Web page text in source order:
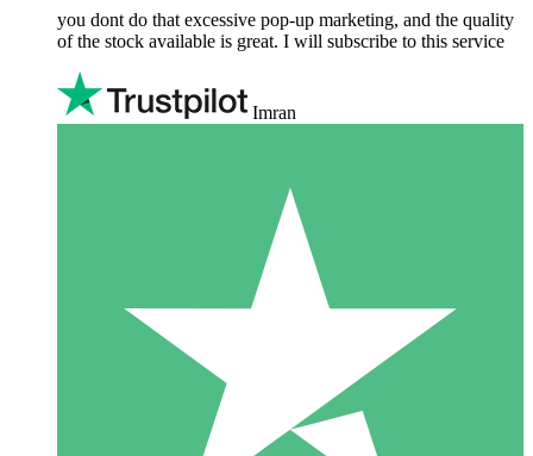
you dont do that excessive pop-up marketing, and the quality
of the stock available is great. I will subscribe to this service
Imran